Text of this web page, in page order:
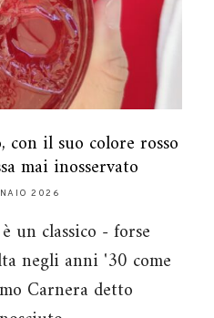
il suo colore rosso
mai inosservato
2026
un classico - forse
negli anni '30 come
Carnera detto